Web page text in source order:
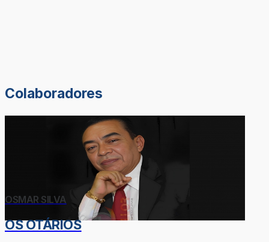
Colaboradores
OSMAR SILVA
OS OTÁRIOS